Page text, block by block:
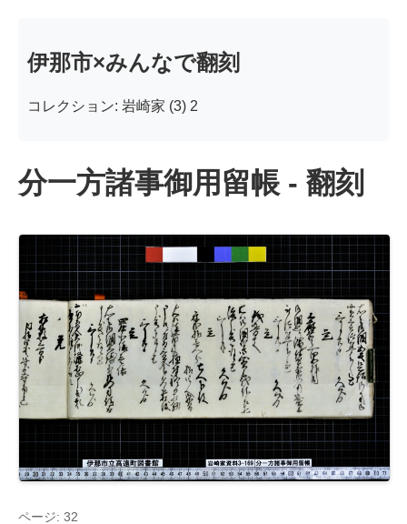
伊那市×みんなで翻刻
コレクション: 岩崎家 (3) 2
分一方諸事御用留帳 - 翻刻
ページ: 32